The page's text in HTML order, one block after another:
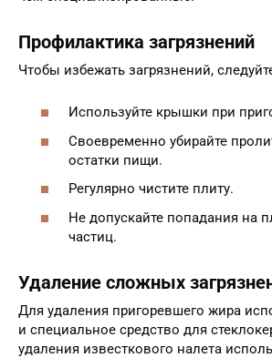
Профилактика загрязнений
Чтобы избежать загрязнений,
Используйте крышки при
Своевременно убирайте
остатки пищи.
Регулярно чистите плиту.
Не допускайте попадания на
частиц.
Удаление сложных
Для удаления пригоревшего жира
и специальное средство для
удаления известкового налета